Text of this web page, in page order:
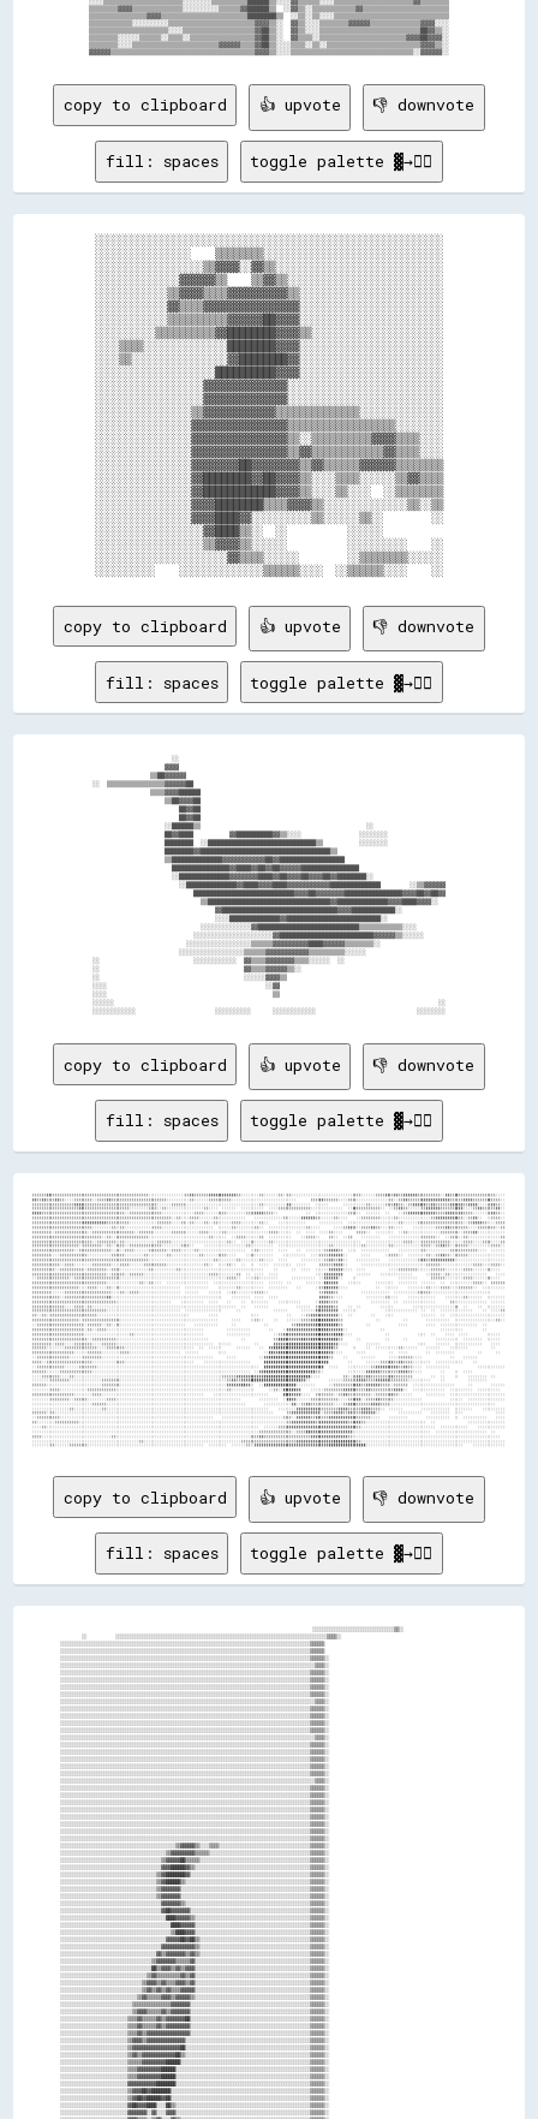
▒▒▒▒▒▒▒▒▓▓▓▓▒▒▒▒▒▒▒▒▒▒▒▒▒▒░░░░░░░░░░▒▒▒▒▒▒▓▓██████▒▒  ░░▓▓▒▒░░▒▒▒▒▒▒▒▒▒▒▒▒▓▓▒▒▒▒▒▒▒▒▒▒▒▒▒▒▒▒▒▒▒▒▒▒▒▒
▒▒▒▒▒▒▒▒▒▒▒▒▒▒▒▒▓▓▓▓▒▒▒▒▒▒▒▒▒▒▒▒▒▒▒▒▒▒▒▒▒▒▒▒████████▒▒  ░░▒▒░░▒▒░░░░▒▒▒▒▒▒▒▒▒▒▒▒▒▒▒▒▒▒▒▒▒▒▒▒▒▒▒▒▒▒▒▒
▒▒▒▒▒▒▒▒▒▒▒▒░░░░░░░░░░▒▒▒▒▒▒▒▒▒▒▒▒▒▒▒▒▒▒▒▒▒▒▒▒▓▓▓▓▒▒░░  ▓▓▒▒░░░░▒▒▒▒▒▒▒▒▓▓▓▓▓▓▒▒▒▒▒▒▒▒▒▒▒▒▒▒▓▓▓▓░░░░
▒▒▒▒▒▒▒▒▒▒▒▒▒▒▒▒▒▒▒▒▒▒░░░░▒▒▒▒▒▒▒▒▒▒▒▒▒▒▒▒▒▒▒▒▓▓██▒▒░░  ▓▓▒▒░░░░▒▒▒▒▒▒▒▒▒▒▒▒▒▒▒▒▒▒▒▒▒▒▒▒▒▒▒▒██▓▓▒▒░░
▒▒▒▒▒▒▒▒░░░░░░▒▒▒▒▒▒░░▒▒▒▒░░▒▒▒▒▒▒▒▒▒▒▒▒▒▒▒▒▒▒▓▓██▒▒░░  ▓▓▒▒▒▒░░▒▒▒▒▒▒▒▒▒▒▒▒▒▒▒▒▒▒▒▒▒▒▒▒▓▓▓▓██▓▓▓▓░░
▒▒▒▒▒▒▒▒░░░░▒▒▒▒▒▒▒▒▒▒▒▒▒▒▒▒▒▒▒▒▒▒▒▒▓▓▓▓▓▓▒▒▒▒▓▓██▒▒░░░░▒▒▒▒░░▒▒░░▒▒▒▒▒▒▒▒▒▒▒▒▒▒▒▒▒▒▒▒▒▒▒▒▒▒▓▓▓▓▒▒░░
copy to clipboard 👍 upvote 👎 downvote
fill: spaces toggle palette ▓→✊🏽
░░░░░░░░░░░░░░░░░░░░░░░░░░░░░░░░░░░░░░░░░░░░░░░░░░░░░░░░░░
░░░░░░░░░░░░░░░░    ▒▒▒▒▒▒▒▒░░░░░░░░░░░░░░░░░░░░░░░░░░░░░░
░░░░░░░░░░░░░░░░░░▒▒▓▓▓▓░░▓▓▒▒░░░░░░░░░░░░░░░░░░░░░░░░░░░░
░░░░░░░░░░░░░░▓▓▓▓▓▓▒▒    ▒▒▓▓▒▒░░░░░░░░░░░░░░░░░░░░░░░░░░
░░░░░░░░░░░░▒▒▓▓▓▓▒▒▒▒▓▓▓▓▓▓▓▓▓▓▒▒░░░░░░░░░░░░░░░░░░░░░░░░
░░░░░░░░░░░░▓▓▒▒▒▒▓▓▓▓▓▓▓▓▓▓▓▓▓▓▓▓░░░░░░░░░░░░░░░░░░░░░░░░
░░░░░░░░░░░░▒▒▒▒▒▒▒▒▒▒▓▓▓▓▓▓██▓▓▓▓░░░░░░░░░░░░░░░░░░░░░░░░
░░░░░░░░░░▒▒▒▒▒▒▒▒▒▒▓▓████████▓▓▓▓▒▒░░░░░░░░░░░░░░░░░░░░░░
░░░░▒▒▒▒░░░░░░░░░░░░░░████████▓▓▓▓░░░░░░░░░░░░░░░░░░░░░░░░
░░░░▒▒░░░░░░░░░░░░░░░░▓▓████████▓▓░░░░░░░░░░░░░░░░░░░░░░░░
░░░░░░░░░░░░░░░░░░░░██████████▓▓▓▓░░░░░░░░░░░░░░░░░░░░░░░░
░░░░░░░░░░░░░░░░░░▓▓▓▓▓▓▓▓▓▓▓▓▓▓░░░░░░░░░░░░░░░░░░░░░░░░░░
░░░░░░░░░░░░░░░░░░▓▓▓▓▓▓▓▓▓▓▓▓▓▓░░░░░░░░░░░░░░░░░░░░░░░░░░
░░░░░░░░░░░░░░░░▒▒▓▓▓▓▓▓▓▓▓▓▓▓▒▒▒▒▒▒▒▒▒▒▒▒▒▒░░░░░░░░░░░░░░
░░░░░░░░░░░░░░░░▓▓▓▓▓▓▓▓▓▓▓▓▓▓▓▓▒▒▒▒▒▒▒▒▒▒▒▒▒▒▒▒▒▒░░░░░░░░
░░░░░░░░░░░░░░░░▓▓▓▓▓▓▓▓▓▓▓▓▓▓▓▓▒▒░░▒▒▒▒▒▒▒▒▒▒▓▓▓▓▒▒▒▒░░░░
░░░░░░░░░░░░░░░░▓▓▓▓▓▓▓▓▓▓▓▓▓▓▓▓▒▒▓▓▒▒▒▒▒▒▒▒▒▒▒▒▓▓▒▒▒▒░░░░
░░░░░░░░░░░░░░░░▓▓▓▓▓▓▓▓██▓▓▓▓▓▓▓▓▒▒▓▓▒▒▒▒▒▒▓▓▓▓▓▓▒▒▒▒▒▒▒▒
░░░░░░░░░░░░░░░░▓▓████████▓▓██▓▓▓▓▒▒░░░░▒▒▒▒░░░░░░▒▒▓▓▒▒▒▒
░░░░░░░░░░░░░░░░▓▓████████████▓▓▓▓▒▒░░░░▒▒░░░░  ░░▒▒▒▒▒▒▒▒
░░░░░░░░░░░░░░░░▓▓▓▓████████▒▒▒▒▓▓▓▓▒▒░░░░░░░░░░░░░░▒▒░░▒▒
░░░░░░░░░░░░░░░░▓▓▓▓████▓▓░░░░░░░░░░▒▒░░░░░░▒▒░░        ░░
░░░░░░░░░░░░░░░░░░▓▓████▒▒░░  ░░          ░░░░░░
░░░░░░░░░░░░░░░░░░▒▒▓▓▓▓▒▒░░░░░░          ░░░░░░░░░░    ░░
░░░░░░░░░░░░░░░░░░░░░░▓▓▒▒▒▒░░░░░░        ░░▒▒▒▒▒▒▒▒░░░░░░
copy to clipboard 👍 upvote 👎 downvote
fill: spaces toggle palette ▓→✊🏽
                      ░░
                    ▓▓▓▓
                ▒▒██▓▓▓▓▓▓
░░  ▒▒▒▒▒▒▒▒▒▒▒▒▒▒▒▒▓▓▓▓▓▓██
                ▒▒▒▒▓▓▓▓██████
                    ▒▒██▓▓▓▓██
                        ██▓▓██
                        ██▓▓██
                    ░░██████▒▒                                              ░░
                    ██▓▓████          ▓▓██████████▓▓▒▒░░░░                ░░░░░░░░
                    ████████  ░░██████████████████████████████▒▒          ░░░░░░░░
                    ████████▓▓████████████████████████████████████▒▒
                    ▒▒██████████████▓▓▓▓▓▓▓▓▓▓▓▓██▓▓██████████████████
                      ████████████████▓▓████▓▓██▓▓██▓▓▓▓▓▓████████████████
                      ░░██████████████▓▓▓▓▓▓▓▓████▓▓██▓▓▓▓██▓▓▓▓██▓▓████████░░
                        ░░██████████████▓▓████▓▓▓▓████▓▓▓▓▓▓▓▓▓▓▓▓██████████████        ░░▒▒▓▓▓▓▓▓
                            ████████████████████████████▓▓▓▓██▓▓▓▓▓▓▓▓████████████████▓▓▓▓██▓▓██▓▓
                              ▒▒██████████████████████████████████▓▓██████████████▓▓▓▓████▓▓▓▓░░
                                  ▓▓████████████████████████████████▓▓▓▓████████████░░
                                  ░░░░██████████████▓▓██████████████████████████░░
                              ░░░░░░░░░░░░░░▓▓████████████████████████████▒▒▒▒▒▒▒▒▒▒▒▒░░░░
                            ░░░░░░░░░░░░░░░░░░░░░░▓▓██████████████████████████▓▓▓▓▓▓▒▒░░░░░░
                          ░░░░░░░░░░░░░░░░░░▒▒▒▒▒▒▓▓▓▓▓▓▓▓▓▓████▓▓▓▓▓▓▒▒▒▒▒▒▒▒░░
                        ░░░░░░░░░░░░░░░░░░▒▒▒▒▒▒▓▓▓▓▓▓▓▓▓▓▓▓▒▒▒▒▒▒▒▒▒▒░░░░░░
░░                          ░░░░░░░░░░░░  ▓▓▒▒▒▒▓▓▓▓▓▓▓▓▒▒▒▒░░░░░░  ░░
░░                                        ▓▓▒▒▒▒▓▓▓▓▓▓▒▒░░
░░                                        ░░░░░░▓▓▓▓▒▒
░░░░                                            ░░▓▓
░░░░                                              ▒▒
░░░░░░                                                                                          ░░
copy to clipboard 👍 upvote 👎 downvote
fill: spaces toggle palette ▓→✊🏽
▒▒▒▒▒▒▓▓▒▒▒▒▒▒▒▒▒▒▒▒▒▒▒▒▒▒▒▒▒▒▒▒▒▒▒▒▒▒▒▒▒▒▒▒▒▒▒▒▒▒░░░░░░░░░░░░░░░░▒▒▓▓▒▒▒▒▒▒▓▓▓▓▓▓▓▓▓▓▓▓▒▒░░░░░░░░▒▒░░░░░░▒▒░░▒▒░░░░░░░░░░░░░░░░░░░░░░░░░░▒▒▒▒░░░░░░▒▒▒▒▓▓▒▒▓▓▒▒▓▓▓▓▓▓▒▒▒▒▒▒▒▒▒▒░░▓▓▒▒▓▓▒▒▒▒▒▒▒▒▒▒▒▒▒▒▒▒░░░░
▓▓▒▒▓▓▒▒▒▒▓▓▒▒░░░░▒▒▒▒▒▒▒▒░░▒▒▒▒▓▓▒▒▒▒▒▒▒▒▒▒▒▒▒▒▒▒▒▒▒▒▒▒▒▒░░░░░░░░░░▒▒░░░░░░▒▒▒▒▒▒▒▒▒▒░░░░░░░░░░░░░░░░░░░░░░░░░░░░      ▒▒▒▒▓▓▒▒▒▒▒▒░░░░▒▒▒▒░░░░░░░░░░░░░░▒▒░░▒▒▓▓▒▒▒▒▒▒▓▓▓▓▓▓▓▓▓▓▓▓▒▒▒▒▒▒▓▓▓▓▒▒▒▒▒▒▓▓▒▒▒▒░░
▒▒▒▒▒▒▒▒▒▒▒▒▒▒▒▒▒▒▓▓▓▓▒▒▒▒▒▒▒▒▒▒▒▒▒▒▒▒▒▒▒▒▒▒▒▒▒▒▒▒▒▒▒▒░░░░░░▒▒▒▒▒▒░░░░░░░░░░░░░░░░░░░░░░░░░░░░░░░░▒▒░░░░░░░░░░▓▓░░░░░░░░  ░░░░░░      ░░░░░░░░░░▒▒░░░░░░▒▒▒▒▓▓▒▒░░▒▒▓▓▓▓▓▓▒▒▓▓▒▒▒▒▒▒▓▓▓▓▓▓▒▒▓▓▓▓░░░░▒▒▓▓▒▒░░
▒▒▒▒▒▒▒▒▒▒▒▒▒▒▒▒▒▒▒▒▓▓▒▒▒▒▒▒▒▒▒▒▒▒▒▒▒▒▒▒▒▒░░░░░░░░▒▒▒▒░░▒▒░░░░░░░░░░░░░░░░▒▒░░░░  ░░░░░░  ░░░░░░░░░░  ░░░░▒▒▒▒▒▒▒▒▒▒▒▒▒▒░░░░░░░░░░░░░░  ░░▓▓▒▒▒▒▒▒▒▒▒▒░░  ░░▒▒▓▓▒▒░░░░░░▒▒▓▓▓▓▓▓▒▒▒▒▒▒▓▓▓▓░░░░▒▒▓▓▒▒▒▒▒▒▓▓░░
▓▓▓▓▒▒▒▒▒▒▒▒▒▒▒▒▒▒▒▒▒▒▒▒▒▒▒▒▒▒▒▒▒▒▒▒▒▒▒▒░░▒▒▒▒▒▒▒▒▒▒▒▒▒▒░░░░░░░░░░░░░░▒▒▒▒░░░░░░▒▒▒▒░░░░░░░░▒▒▒▒▓▓▓▓▒▒▒▒░░            ░░  ░░░░░░░░░░░░░░▒▒▒▒░░  ░░░░░░  ░░    ░░▒▒▓▓▓▓▓▓▓▓▓▓▓▓▒▒▒▒▓▓▓▓▒▒▓▓▒▒▒▒░░░░░░▒▒▓▓▒▒░░
▒▒▒▒▒▒▒▒▒▒▒▒▒▒▒▒▒▒▒▒▒▒▒▒▒▒▒▒▒▒▒▒▒▒▒▒▒▒▒▒▒▒▒▒▒▒▒▒▒▒▒▒▒▒▒▒▒▒▒▒░░▒▒░░░░▒▒▒▒░░░░░░▒▒░░░░░░░░░░░░    ░░░░░░░░░░░░▒▒░░░░░░▓▓▓▓▓▓▒▒░░░░░░▒▒░░░░    ░░▒▒▒▒▒▒▒▒░░░░░░▒▒░░░░░░░░░░░░░░▒▒▓▓▓▓▓▓▓▓▓▓▒▒░░▒▒▓▓░░  ░░▒▒▒▒░░
▒▒▒▒▒▒▒▒▒▒▒▒▒▒▒▒▒▒▒▒▒▒▓▓▓▓▓▓▓▓▓▓▒▒▒▒▒▒▒▒▒▒░░░░░░░░░░░░▒▒▒▒▒▒░░░░▒▒░░▒▒░░░░▒▒░░▒▒░░░░░░▒▒▒▒░░░░░░░░▒▒░░    ░░░░░░░░░░░░      ░░░░░░░░░░  ░░░░░░░░░░░░░░░░░░░░░░▒▒░░░░░░▒▒▒▒▒▒▒▒▒▒▒▒▒▒▒▒▒▒▒▒░░▒▒▓▓▓▓▒▒░░░░▒▒▒▒
▒▒▒▒▒▒▒▒▒▒▒▒▒▒▒▒▒▒▒▒▒▒▒▒▒▒░░░░░░░░▒▒░░▒▒░░░░░░░░░░░░▒▒▒▒░░░░░░░░░░░░░░░░░░░░░░  ░░░░░░▒▒░░░░░░░░▒▒░░  ░░░░░░░░░░░░░░░░▒▒░░░░      ░░░░▒▒▓▓▒▒░░▒▒▒▒▓▓▒▒░░░░▒▒░░░░    ░░░░░░░░░░▒▒▒▒▓▓▒▒▒▒▒▒▒▒░░░░▒▒▒▒▒▒▒▒░░▒▒
▒▒▒▒▒▒▒▒░░▒▒▒▒▒▒▒▒▒▒▒▒▒▒░░▒▒▒▒▒▒▒▒▒▒▒▒▒▒▒▒▒▒░░▒▒▒▒▒▒░░░░░░░░▒▒▒▒▒▒░░░░░░▒▒▒▒░░░░░░▒▒░░░░░░░░░░░░░░░░░░▒▒▒▒░░░░░░  ░░  ░░░░  ░░░░▒▒░░░░      ▒▒▒▒░░  ░░░░░░░░  ░░▒▒░░░░░░░░░░░░░░▒▒▒▒▒▒▒▒░░▒▒▒▒▓▓░░░░░░░░░░░░
▒▒▒▒▒▒▒▒▒▒▒▒▒▒▒▒▒▒▒▒▒▒▒▒▒▒▒▒▒▒░░▒▒░░▒▒▒▒▒▒▒▒▒▒▒▒▒▒░░░░░░░░░░░░░░░░░░░░░░░░░░▒▒░░░░░░  ░░▒▒▒▒░░░░░░▒▒  ░░░░░░░░░░    ░░▒▒▒▒░░    ▒▒░░  ░░▒▒    ░░░░░░░░    ░░░░░░░░░░░░░░▒▒▒▒▒▒░░  ░░▒▒▒▒░░▒▒░░░░░░░░░░░░░░▒▒
▒▒▒▒▒▒▒▒▒▒▒▒▒▒▒▒▒▒▒▒▒▒▒▒▒▒░░▒▒▒▒▒▒▒▒░░▒▒░░░░░░░░░░░░░░▒▒▒▒▒▒░░░░░░░░░░░░░░░░░░░░░░░░▒▒░░  ░░░░▒▒░░░░░░▒▒░░░░░░░░░░░░░░░░░░░░░░░░░░░░░░░░░░░░░░  ░░░░░░░░░░░░░░░░▒▒▒▒░░░░▒▒▒▒▒▒▒▒▒▒▒▒░░░░░░▒▒▒▒░░░░▒▒▒▒░░░░▒▒
▒▒▒▒▒▒▒▒▒▒▒▒▒▒▒▒▒▒▒▒░░▒▒▒▒▒▒▒▒░░▒▒░░▒▒▒▒░░▒▒▒▒▒▒▒▒▒▒▒▒▒▒░░░░░░░░▒▒▒▒░░    ░░░░░░░░░░░░░░░░░░▒▒░░░░░░░░░░  ░░░░░░░░░░░░░░░░░░░░░░▒▒░░░░░░░░░░░░▒▒░░░░░░░░░░▒▒░░░░░░░░░░░░▒▒▒▒░░▒▒▓▓▒▒░░▒▒▒▒▒▒░░░░░░░░░░▒▒▒▒░░
▒▒▒▒▒▒▒▒▒▒▒▒▒▒▒▒▒▒░░▒▒▒▒▒▒▒▒▒▒▒▒▒▒░░▒▒░░▒▒▒▒░░░░░░▒▒▒▒▒▒▒▒░░▒▒▒▒░░░░░░▒▒░░░░░░░░░░░░░░░░░░░░  ░░▒▒░░░░░░  ░░░░    ░░  ░░░░░░░░▒▒▓▓▓▓▒▒  ░░░░  ░░░░░░░░░░░░    ░░░░░░░░░░▒▒░░░░░░░░░░▒▒▒▒▒▒▒▒▒▒▒▒░░░░  ░░░░░░
▒▒▒▒▒▒▒▒░░░░▒▒▒▒▒▒▒▒▒▒▒▒░░░░░░░░░░▒▒▒▒▒▒░░░░░░░░▒▒░░░░░░░░▒▒░░░░░░░░░░░░▒▒░░░░░░▒▒▒▒░░░░    ░░▒▒░░░░░░░░    ░░░░░░░░░░  ░░░░▒▒▒▒▓▓▓▓▓▓░░      ░░░░      ░░▒▒▒▒░░  ░░░░░░░░▒▒░░▒▒▓▓▒▒░░▒▒▒▒▒▒░░░░░░░░░░░░░░░░
▒▒▒▒▒▒▒▒▒▒▒▒▒▒▒▒▒▒▒▒▒▒▒▒▒▒▒▒▒▒▒▒▒▒▒▒▒▒▒▒▒▒▒▒▒▒▒▒▒▒░░░░░░░░░░░░░░░░░░░░░░░░░░░░▒▒░░░░░░░░▒▒░░░░░░░░▒▒░░░░  ░░░░      ░░░░░░░░░░▒▒▓▓▒▒▓▓░░    ░░░░░░░░░░    ░░░░░░░░░░░░▒▒▓▓▒▒▓▓▓▓▓▓▓▓▓▓░░░░░░░░░░░░░░░░░░░░░░
▒▒▒▒▒▒▒▒▒▒▒▒░░▒▒▒▒░░░░░░░░▒▒▒▒▒▒▒▒░░░░▒▒▒▒░░░░░░▒▒▒▒▒▒▒▒▒▒░░░░░░░░░░░░░░░░▒▒░░  ░░░░▒▒░░  ░░  ░░  ░░░░  ░░░░░░░░  ░░░░      ▒▒▒▒▒▒▓▓▓▓░░      ░░░░░░░░░░░░░░░░░░░░░░░░░░░░▒▒▒▒▒▒░░░░░░░░░░░░░░▒▒▒▒░░░░▒▒▒▒░░
▒▒▒▒▒▒▒▒▒▒░░▒▒▒▒▒▒▒▒▒▒░░▒▒▒▒▒▒▒▒░░▒▒▒▒░░░░░░░░░░░░▒▒░░░░░░░░░░▒▒░░░░░░░░░░░░░░░░░░░░░░░░░░░░░░░░░░░░    ░░      ░░  ░░░░  ░░░░░░▓▓▓▓▓▓░░░░  ░░░░          ░░░░▒▒▒▒▒▒▒▒░░░░░░▒▒▒▒▒▒░░░░░░░░▒▒▒▒░░░░░░▒▒░░░░  
▒▒▒▒▒▒▒▒▒▒▒▒▒▒▒▒▒▒▒▒▒▒▒▒▒▒▒▒▒▒▒▒░░▒▒▒▒▒▒░░▒▒▒▒▒▒░░░░░░░░░░░░░░░░░░░░░░░░░░░░▒▒▒▒░░░░░░░░▒▒  ░░  ░░░░  ░░░░                ░░░░▓▓▓▓▓▓▓▓      ░░░░░░    ░░░░░░░░░░░░░░      ░░▒▒▒▒░░▒▒░░░░░░░░░░░░░░░░    ░░░░
░░▒▒▒▒▒▒▒▒▒▒▒▒▒▒░░▒▒▒▒▒▒▒▒▒▒▒▒▒▒▒▒▒▒▒▒░░░░░░░░░░░░░░░░░░░░░░░░░░░░░░░░░░░░░░░░░░░░░░▒▒▒▒░░  ░░░░▒▒░░░░░░░░      ░░░░░░░░░░  ░░▓▓▓▓▓▓░░    ░░                  ░░░░░░░░      ▒▒▒▒▒▒░░░░░░░░▒▒▒▒░░░░░░▒▒░░░░  
▒▒▒▒▒▒▒▒▒▒▒▒▒▒▒▒▒▒▒▒▒▒▒▒▒▒▒▒▒▒▒▒░░░░░░░░░░░░░░▒▒░░▒▒░░░░  ░░░░░░░░░░░░░░░░░░  ░░░░░░░░░░░░░░░░░░░░░░  ░░░░░░  ░░      ░░░░░░░░██▓▓▓▓    ░░░░░░      ░░░░░░░░  ░░░░░░░░  ░░░░░░  ░░  ░░░░░░░░░░▒▒▒▒░░  ▒▒▒▒▒▒
▒▒▒▒▒▒▒▒▒▒▒▒▒▒▒▒▒▒▒▒░░░░▒▒▒▒░░░░▒▒░░▒▒░░░░░░░░░░░░░░░░░░░░░░░░░░  ░░░░░░░░░░    ░░░░░░░░▒▒░░░░░░░░░░  ░░░░░░░░    ░░      ░░▒▒██▓▓▓▓░░░░            ░░  ░░░░░░    ░░░░░░░░▒▒░░░░▒▒▒▒░░░░▒▒▒▒▒▒░░  ░░░░░░░░░░
▒▒▒▒▒▒▒▒░░░░░░▒▒▒▒▒▒▒▒▒▒▒▒▒▒▒▒▒▒▒▒░░░░▒▒░░▒▒▒▒░░░░░░░░░░░░░░░░░░  ░░░░░░    ░░░░░░  ░░▒▒░░░░░░░░▒▒▒▒░░                      ▒▒▓▓▓▓▒▒          ░░░░░░░░░░░░  ░░░░░░░░░░▒▒▒▒▒▒░░░░░░░░░░░░░░░░░░░░░░░░░░      
▒▒▒▒▒▒▒▒▒▒▒▒░░▒▒▒▒▒▒▒▒▒▒▒▒▒▒▒▒▒▒▓▓░░░░░░░░░░░░░░░░░░░░░░░░░░░░░░░░░░░░░░░░░░░░░░░░    ░░░░░░░░  ░░░░  ░░░░                  ▓▓▓▓▒▒░░░░          ░░░░░░░░▒▒░░░░    ░░░░░░░░░░░░    ░░░░░░░░▒▒░░░░░░  ░░░░░░░░
▒▒▒▒▒▒▒▒▒▒▒▒▒▒▒▒▒▒▒▒▒▒▒▒▒▒▒▒▒▒▒▒▒▒▒▒░░░░░░░░░░░░░░░░░░░░░░░░    ░░░░░░░░░░  ░░░░    ░░    ░░  ░░░░░░░░    ░░░░░░░░░░      ░░▓▓▓▓▒▒▒▒              ░░░░░░░░  ░░  ░░░░░░░░░░░░░░      ▒▒░░░░░░░░░░░░░░  ░░░░░░
▒▒▒▒▒▒▒▒▒▒▒▒▒▒░░░░▒▒▒▒░░▒▒░░░░░░░░░░░░░░░░░░░░░░░░░░░░░░░░░░░░░░░░░░░░░░░░░░░░░░░░░░░░░░  ░░    ░░░░░░            ░░░░░░  ▒▒▓▓▓▓▓▓▒▒    ░░  ░░        ░░░░░░        ░░░░░░░░░░░░░░░░░░▒▒  ░░    ░░  ░░░░░░░░
▒▒▒▒▒▒▒▒▒▒▒▒▒▒▒▒▒▒▒▒▒▒▒▒▒▒▒▒▒▒▒▒░░░░░░░░░░░░░░░░░░░░░░░░░░░░░░░░  ░░░░░░░░░░░░░░░░      ░░              ░░░░░░      ░░░░░░▓▓▓▓▓▓▓▓▓▓  ░░░░░░            ░░░░░░░░░░░░░░  ░░  ░░  ░░░░░░░░░░░░░░    ░░  ░░░░▒▒
▒▒░░▒▒░░▒▒▒▒▒▒▒▒▒▒▒▒▒▒▒▒▒▒▒▒░░░░░░░░░░░░░░░░░░░░░░░░░░░░░░░░░░░░░░░░        ░░░░              ░░░░            ░░    ░░▒▒▓▓▓▓▓▓▓▓▓▓▓▓░░  ░░        ░░    ░░░░            ░░░░░░  ░░  ░░░░░░░░░░░░░░░░░░░░░░░░
▒▒▒▒▒▒▒▒▒▒▒▒▒▒▒▒▒▒▒▒░░▒▒▒▒▒▒▒▒▒▒▒▒▒▒▒▒░░░░░░░░░░░░░░░░░░░░░░░░░░░░░░░░░░░░░░░░░░      ░░░░    ░░▒▒░░    ░░    ░░░░░░▒▒▒▒▓▓████████▓▓▒▒              ░░          ░░        ░░░░░░░░░░  ░░░░░░░░░░░░░░░░░░▒▒░░
░░▒▒▒▒▒▒▒▒▒▒▒▒▒▒▒▒▒▒▒▒░░▒▒▒▒▒▒░░▒▒░░▒▒░░░░░░░░░░░░░░░░░░░░░░░░░░░░    ░░░░░░░░░░      ░░            ░░          ▒▒▓▓▓▓▓▓▓▓██████████▒▒          ░░            ░░░░        ░░░░  ░░░░░░░░░░░░░░░░  ░░        
▒▒▒▒▒▒▒▒▒▒▒▒▒▒▒▒▒▒▒▒▒▒░░▒▒░░▒▒▒▒░░░░░░░░░░░░░░░░░░░░░░░░░░░░░░░░░░░░░░░░░░          ░░░░░░░░░░        ░░    ░░▓▓▓▓▓▓▓▓▓▓▓▓██████▓▓▓▓▓▓░░              ░░                        ░░░░░░░░░░        ░░        
▒▒▒▒▒▒▒▒▒▒▒▒▒▒▒▒▒▒▒▒▒▒░░░░░░░░░░░░░░░░░░░░▒▒░░░░░░░░░░░░░░░░░░░░░░░░░░░░░░          ░░░░░░░░░░          ░░▒▒▓▓▓▓▓▓▓▓▓▓▓▓▓▓██████▓▓████░░░░              ░░            ░░░░  ░░    ░░░░  ░░░░        ░░░░░░  
▒▒▒▒▒▒▒▒▒▒▒▒▒▒▒▒▒▒▒▒▒▒▒▒░░▒▒▒▒▒▒▒▒▒▒░░░░░░░░░░░░░░░░░░░░░░░░░░░░░░░░░░░░░░░░              ░░            ▒▒████▓▓▓▓▓▓██▓▓████████████▒▒      ░░          ░░      ░░            ░░░░░░░░░░  ░░░░░░░░  ░░░░░░  
▒▒▒▒▒▒▒▒░░▒▒▒▒░░░░▒▒▒▒▒▒▒▒░░░░▒▒▒▒▒▒░░░░░░░░░░░░░░░░░░░░░░░░░░░░░░░░░░░░░░░░░░  ░░░░░░          ░░      ▓▓▓▓▓▓████████████████████▓▓░░░░        ░░░░░░                ░░░░    ░░░░░░  ░░░░░░░░░░░░    ░░░░  
▒▒▒▒▒▒░░░░░░░░▒▒▒▒▒▒▒▒▒▒▒▒▒▒░░░░▒▒▒▒▒▒▒▒░░░░░░░░░░░░░░░░░░░░░░░░░░░░░░  ░░  ░░░░░░      ░░░░░░    ░░  ▓▓██████████████████████████▒▒      ░░    ░░  ░░░░░░░░░░▒▒░░░░░░    ░░░░░░    ░░░░░░░░          ░░    
▒▒▒▒▒▒▒▒▒▒▒▒▒▒▒▒▒▒░░░░░░▒▒▒▒▒▒░░░░░░░░▒▒▒▒░░░░░░░░░░░░░░░░░░░░░░  ░░░░░░        ░░░░                ░░██▓▓██████████████████████▓▓░░░░      ░░░░          ░░  ░░░░        ░░  ░░░░░░░░          ░░      ░░  
░░▒▒▒▒▒▒▒▒▒▒▒▒▒▒░░░░░░▒▒▒▒▒▒▒▒░░░░░░░░░░░░░░░░░░░░░░░░░░░░░░░░░░░░░░░░░░░░░░░░      ░░░░          ░░▓▓██████████████████████████▒▒    ░░      ░░░░░░      ░░░░▒▒▒▒▒▒░░░░            ░░    ░░░░░░            
▒▒▒▒░░▒▒▒▒▒▒▒▒▒▒▒▒▒▒▒▒▒▒▒▒░░░░░░░░░░▒▒▒▒░░░░░░░░░░░░░░░░░░░░░░░░░░░░░░    ░░░░░░░░░░░░░░░░░░░░      ████████████████████████████        ░░      ░░░░░░▒▒▒▒▓▓▒▒▓▓▒▒▒▒░░░░░░░░  ░░░░░░░░░░░░    ░░            
░░▒▒▒▒▒▒▒▒▒▒▒▒░░░░░░▒▒▒▒▒▒▒▒░░░░░░░░░░░░░░░░░░░░░░░░░░░░░░░░░░░░░░░░░░░░░░░░░░░░░░░░░░░░░░░░░░░░░░  ██████████████████████████  ░░░░    ░░░░░░░░░░▒▒▓▓▓▓▓▓▓▓▓▓▒▒▓▓▒▒░░░░  ░░░░░░░░░░            ░░░░░░░░░░░░
▒▒▒▒▒▒░░░░░░▒▒▒▒▒▒▒▒▒▒▒▒▒▒░░░░░░░░░░░░░░░░░░░░░░░░░░░░░░░░░░░░░░░░░░░░░░░░░░░░░░░░░░░░░░░░░░░░  ░░▓▓██████████████████████▒▒░░          ░░░░░░░░▓▓▓▓▓▓▒▒▒▒▒▒▒▒▓▓▓▓▒▒░░░░        ░░    ░░  ░░░░              
░░░░▒▒▒▒▒▒▒▒░░░░▒▒░░░░░░░░░░░░░░░░░░░░░░░░░░░░░░░░░░░░░░░░░░░░░░░░░░░░░░░░░░░░░░░░▒▒▒▒▒▒▓▓▓▓▓▓▓▓▓▓▓▓████████████████████░░░░          ▒▒░░▒▒▓▓▒▒▓▓▒▒▒▒▒▒▒▒▓▓▒▒▒▒▒▒▒▒        ░░  ░░    ░░    ░░░░░░░░  ░░    
░░░░░░░░▒▒▒▒▒▒▒▒░░░░░░░░░░░░░░▒▒▒▒▒▒▒▒░░░░░░░░░░░░░░░░░░░░░░░░░░░░░░░░░░░░░░░░░░░░░░▒▒▓▓▒▒▓▓▓▓██████████████████████▓▓░░        ░░░░░░▒▒▒▒▒▒▓▓▓▓▒▒▒▒▓▓▓▓▓▓▒▒▒▒▒▒▒▒░░░░░░░░░░    ░░          ░░░░░░░░        
▒▒▒▒▒▒░░░░░░░░░░░░░░░░░░░░░░░░▒▒▒▒▒▒▒▒░░░░░░░░░░░░░░░░░░░░░░░░░░░░░░░░░░░░░░░░░░░░░░▓▓▓▓▓▓██▓▓░░  ░░██████████████░░░░░░░░      ░░▒▒▒▒▒▒▒▒▓▓▓▓▒▒▓▓▓▓▓▓▒▒▒▒░░▒▒▒▒▒▒  ░░░░░░░░░░░░░░░░░░      ░░        ░░░░░░
░░░░░░░░▒▒▒▒░░░░░░░░░░░░▒▒▒▒▒▒▒▒▒▒▒▒░░░░░░░░░░░░░░░░░░░░░░░░░░░░░░░░░░░░░░░░░░░░░░░░▒▒░░░░░░░░░░      ░░▒▒░░██████▓▓    ░░░░░░▒▒▒▒▒▒▒▒▓▓▓▓▓▓▒▒▒▒▓▓▒▒▒▒▒▒▒▒▒▒▓▓▓▓░░  ░░░░░░░░░░░░░░  ░░░░░░░░░░  ░░░░░░░░░░  
▒▒▒▒▒▒▒▒▒▒▒▒▒▒▒▒▒▒░░░░░░░░▒▒▒▒░░░░░░░░░░░░░░░░░░░░░░░░░░░░░░░░░░░░░░░░░░░░    ░░░░░░░░░░░░░░░░░░░░░░░░      ████▓▓▓▓░░░░  ▒▒▒▒▒▒▒▒░░▒▒▓▓▒▒▒▒▒▒▒▒▒▒░░▒▒▒▒▒▒▓▓▒▒░░░░░░      ░░░░░░░░  ░░░░░░░░░░░░░░░░░░░░░░░░
░░░░░░░░▒▒▒▒▒▒▒▒░░▒▒▒▒▒▒░░░░░░░░▒▒▒▒░░░░░░░░░░░░░░░░░░░░░░░░░░░░░░░░░░░░░░░░░░░░░░░░░░░░░░        ░░░░░░░░  ░░██▓▓░░░░░░▒▒▒▒▒▒▒▒▒▒▒▒░░░░▒▒▓▓▓▓░░▒▒▒▒▓▓▒▒▒▒▒▒░░░░░░░░░░░░            ░░░░░░  ░░░░░░░░░░░░░░░░
░░░░░░░░░░░░░░░░░░░░░░░░░░▒▒▒▒▒▒░░░░░░░░░░░░░░░░░░░░░░░░░░░░░░░░░░░░░░░░░░░░░░░░░░░░░░░░░░░░        ░░░░░░░░░░░░▓▓░░▒▒▓▓▒▒▒▒▒▒▒▒▒▒░░░░▒▒▓▓▓▓▒▒▒▒▒▒▓▓▓▓▒▒▒▒░░░░░░░░░░░░░░░░░░░░░░░░░░░░░░░░░░░░░░░░░░░░░░    
░░░░░░░░░░░░░░░░▒▒░░░░░░░░░░░░▒▒░░░░░░░░░░░░░░░░░░░░░░░░░░░░░░░░░░░░░░░░░░░░░░░░░░░░░░░░░░░░░░░░░░░░░░    ░░░░░░░░▓▓▓▓▓▓▓▓▓▓▒▒▒▒▒▒▒▒▓▓▓▓▒▒▒▒▒▒▓▓▓▓▒▒▒▒░░  ░░░░░░        ░░░░░░░░░░░░  ░░░░░░░░    ░░░░░░░░░░
▒▒▒▒▒▒░░▒▒░░░░░░░░░░░░░░░░░░░░░░░░░░░░░░░░░░░░░░░░░░░░░░░░░░░░░░░░░░░░░░░░░░░░░░░░░░░░░░░░░░░░░░░░░░░░░░      ▒▒▓▓▓▓▓▓▓▓▓▓▓▓░░▒▒▒▒▓▓▓▓▒▒▓▓▒▒▒▒▓▓▓▓▓▓░░        ░░░░░░░░░░    ░░░░░░░░  ░░░░              ░░░░
░░▒▒▒▒▒▒▒▒▒▒░░░░░░░░░░░░░░░░░░░░░░░░░░░░░░░░░░░░░░░░░░░░░░░░░░░░░░░░░░░░░░░░░░    ░░░░░░░░░░░░░░░░░░░░░░░░░░▒▒▒▒░░▓▓▓▓▓▓▒▒▓▓▒▒▒▒▓▓▓▓▓▓▓▓▓▓▓▓▒▒▒▒▒▒░░░░    ░░░░░░
copy to clipboard 👍 upvote 👎 downvote
fill: spaces toggle palette ▓→✊🏽
                                                                      ░░░░░░░░░░░░░░░░░░░░░░░░░░░░░░░░░░▒▒░░        
      ░░        ░░░░░░░░░░░░░░░░░░░░░░░░░░░░░░░░░░░░░░░░░░░░░░░░░░░░░░░░░░░░░░░░░░░░░░░░░░░░░░░░░░░░░░░░▒▒▒▒░░      
░░░░░░░░░░░░░░░░░░░░░░░░░░░░░░░░░░░░░░░░░░░░░░░░░░░░░░░░░░░░░░░░░░░░░░░░░░░░░░░░░░░░░░░░░░░░░░░░░░░░░░░░▒▒▒▒▒▒      
░░░░░░░░░░░░░░░░░░░░░░░░░░░░░░░░░░░░░░░░░░░░░░░░░░░░░░░░░░░░░░░░░░░░░░░░░░░░░░░░░░░░░░░░░░░░░░░░░░░░░░░░▒▒▒▒▒▒      
░░░░░░░░░░░░░░░░░░░░░░░░░░░░░░░░░░░░░░░░░░░░░░░░░░░░░░░░░░░░░░░░░░░░░░░░░░░░░░░░░░░░░░░░░░░░░░░░░░░░░░░░▒▒▒▒▒▒░░    
░░░░░░░░░░░░░░░░░░░░░░░░░░░░░░░░░░░░░░░░░░░░░░░░░░░░░░░░░░░░░░░░░░░░░░░░░░░░░░░░░░░░░░░░░░░░░░░░░░░░░░░░░░▒▒▒▒░░    
░░░░░░░░░░░░░░░░░░░░░░░░░░░░░░░░░░░░░░░░░░░░░░░░░░░░░░░░░░░░░░░░░░░░░░░░░░░░░░░░░░░░░░░░░░░░░░░░░░░░░░░░▒▒▒▒▒▒░░    
░░░░░░░░░░░░░░░░░░░░░░░░░░░░░░░░░░░░░░░░░░░░░░░░░░░░░░░░░░░░░░░░░░░░░░░░░░░░░░░░░░░░░░░░░░░░░░░░░░░░░░░░▒▒▒▒▒▒░░    
░░░░░░░░░░░░░░░░░░░░░░░░░░░░░░░░░░░░░░░░░░░░░░░░░░░░░░░░░░░░░░░░░░░░░░░░░░░░░░░░░░░░░░░░░░░░░░░░░░░░░░░░▒▒▒▒▒▒░░    
░░░░░░░░░░░░░░░░░░░░░░░░░░░░░░░░░░░░░░░░░░░░░░░░░░░░░░░░░░░░░░░░░░░░░░░░░░░░░░░░░░░░░░░░░░░░░░░░░░░░░░░░▒▒▒▒▒▒░░    
░░░░░░░░░░░░░░░░░░░░░░░░░░░░░░░░░░░░░░░░░░░░░░░░░░░░░░░░░░░░░░░░░░░░░░░░░░░░░░░░░░░░░░░░░░░░░░░░░░░░░░░░░░▒▒▒▒░░    
░░░░░░░░░░░░░░░░░░░░░░░░░░░░░░░░░░░░░░░░░░░░░░░░░░░░░░░░░░░░░░░░░░░░░░░░░░░░░░░░░░░░░░░░░░░░░░░░░░░░░░░░▒▒▒▒▒▒░░    
░░░░░░░░░░░░░░░░░░░░░░░░░░░░░░░░░░░░░░░░░░░░░░░░░░░░░░░░░░░░░░░░░░░░░░░░░░░░░░░░░░░░░░░░░░░░░░░░░░░░░░░░▒▒▒▒▒▒░░    
░░░░░░░░░░░░░░░░░░░░░░░░░░░░░░░░░░░░░░░░░░░░░░░░░░░░░░░░░░░░░░░░░░░░░░░░░░░░░░░░░░░░░░░░░░░░░░░░░░░░░░░░▒▒▒▒▒▒░░    
░░░░░░░░░░░░░░░░░░░░░░░░░░░░░░░░░░░░░░░░░░░░░░░░░░░░░░░░░░░░░░░░░░░░░░░░░░░░░░░░░░░░░░░░░░░░░░░░░░░░░░░░▒▒▒▒▒▒░░    
░░░░░░░░░░░░░░░░░░░░░░░░░░░░░░░░░░░░░░░░░░░░░░░░░░░░░░░░░░░░░░░░░░░░░░░░░░░░░░░░░░░░░░░░░░░░░░░░░░░░░░░░░░▒▒▒▒░░    
░░░░░░░░░░░░░░░░░░░░░░░░░░░░░░░░░░░░░░░░░░░░░░░░░░░░░░░░░░░░░░░░░░░░░░░░░░░░░░░░░░░░░░░░░░░░░░░░░░░░░░░░▒▒▒▒▒▒░░    
░░░░░░░░░░░░░░░░░░░░░░░░░░░░░░░░░░░░░░░░░░░░░░░░░░░░░░░░░░░░░░░░░░░░░░░░░░░░░░░░░░░░░░░░░░░░░░░░░░░░░░░░▒▒▒▒▒▒░░    
░░░░░░░░░░░░░░░░░░░░░░░░░░░░░░░░░░░░░░░░░░░░░░░░░░░░░░░░░░░░░░░░░░░░░░░░░░░░░░░░░░░░░░░░░░░░░░░░░░░░░░░░▒▒▒▒▒▒░░    
░░░░░░░░░░░░░░░░░░░░░░░░░░░░░░░░░░░░░░░░░░░░░░░░░░░░░░░░░░░░░░░░░░░░░░░░░░░░░░░░░░░░░░░░░░░░░░░░░░░░░░░░▒▒▒▒▒▒░░    
░░░░░░░░░░░░░░░░░░░░░░░░░░░░░░░░░░░░░░░░░░░░░░░░░░░░░░░░░░░░░░░░░░░░░░░░░░░░░░░░░░░░░░░░░░░░░░░░░░░░░░░░▒▒▒▒▒▒░░    
░░░░░░░░░░░░░░░░░░░░░░░░░░░░░░░░░░░░░░░░░░░░░░░░░░░░░░░░░░░░░░░░░░░░░░░░░░░░░░░░░░░░░░░░░░░░░░░░░░░░░░░░░░▒▒▒▒░░    
░░░░░░░░░░░░░░░░░░░░░░░░░░░░░░░░░░░░░░░░░░░░░░░░░░░░░░░░░░░░░░░░░░░░░░░░░░░░░░░░░░░░░░░░░░░░░░░░░░░░░░░░▒▒▒▒▒▒░░    
░░░░░░░░░░░░░░░░░░░░░░░░░░░░░░░░░░░░░░░░░░░░░░░░░░░░░░░░░░░░░░░░░░░░░░░░░░░░░░░░░░░░░░░░░░░░░░░░░░░░░░░░▒▒▒▒▒▒░░    
░░░░░░░░░░░░░░░░░░░░░░░░░░░░░░░░░░░░░░░░░░░░░░░░░░░░░░░░░░░░░░░░░░░░░░░░░░░░░░░░░░░░░░░░░░░░░░░░░░░░░░░░▒▒▒▒▒▒░░    
░░░░░░░░░░░░░░░░░░░░░░░░░░░░░░░░░░░░░░░░░░░░░░░░░░░░░░░░░░░░░░░░░░░░░░░░░░░░░░░░░░░░░░░░░░░░░░░░░░░░░░░░▒▒▒▒▒▒░░    
░░░░░░░░░░░░░░░░░░░░░░░░░░░░░░░░░░░░░░░░░░░░░░░░░░░░░░░░░░░░░░░░░░░░░░░░░░░░░░░░░░░░░░░░░░░░░░░░░░░░░░░░▒▒▒▒▒▒░░    
░░░░░░░░░░░░░░░░░░░░░░░░░░░░░░░░░░░░░░░░░░░░░░░░░░░░░░░░░░░░░░░░░░░░░░░░░░░░░░░░░░░░░░░░░░░░░░░░░░░░░░░░▒▒▒▒▒▒░░    
░░░░░░░░░░░░░░░░░░░░░░░░░░░░░░░░░░░░░░░░░░░░░░░░░░░░░░░░░░░░░░░░░░░░░░░░░░░░░░░░░░░░░░░░░░░░░░░░░░░░░░░░▒▒▒▒▒▒░░    
░░░░░░░░░░░░░░░░░░░░░░░░░░░░░░░░░░░░░░░░░░░░░░░░░░░░░░░░░░░░░░░░░░░░░░░░░░░░░░░░░░░░░░░░░░░░░░░░░░░░░░░░▒▒▒▒▒▒░░    
░░░░░░░░░░░░░░░░░░░░░░░░░░░░░░░░░░░░░░░░░░░░░░░░▒▒▓▓▓▓▓▓▒▒░░░░▒▒▒▒░░░░░░░░░░░░░░░░░░░░░░░░░░░░░░░░░░░░░░▒▒▒▒▒▒░░    
░░░░░░░░░░░░░░░░░░░░░░░░░░░░░░░░░░░░░░░░░░░░▒▒▓▓▓▓▓▓▓▓▓▓▒▒▒▒▒▒░░░░░░░░░░░░░░░░░░░░░░░░░░░░░░░░░░░░░░░░░░▒▒▒▒▒▒░░    
░░░░░░░░░░░░░░░░░░░░░░░░░░░░░░░░░░░░░░░░░░▒▒▓▓▓▓▓▓██▒▒▒▒▒▒░░░░░░░░░░░░░░░░░░░░░░░░░░░░░░░░░░░░░░░░░░░░░░▒▒▒▒▒▒░░    
░░░░░░░░░░░░░░░░░░░░░░░░░░░░░░░░░░░░░░░░░░▓▓▓▓██████▓▓▒▒░░░░░░░░░░░░░░░░░░░░░░░░░░░░░░░░░░░░░░░░░░░░░░░░▒▒▒▒▒▒░░    
░░░░░░░░░░░░░░░░░░░░░░░░░░░░░░░░░░░░░░░░▒▒▓▓████████▓▓░░░░░░░░░░░░░░░░░░░░░░░░░░░░░░░░░░░░░░░░░░░░░░░░░░▒▒▒▒▒▒░░    
░░░░░░░░░░░░░░░░░░░░░░░░░░░░░░░░░░░░░░░░▒▒▓▓██████▒▒░░░░░░░░░░░░░░░░░░░░░░░░░░░░░░░░░░░░░░░░░░░░░░░░░░░░▒▒▒▒▒▒░░    
░░░░░░░░░░░░░░░░░░░░░░░░░░░░░░░░░░░░░░░░▒▒▓▓▓▓▓▓▓▓░░░░░░░░░░░░░░░░░░░░░░░░░░░░░░░░░░░░░░░░░░░░░░░░░░░░░░▒▒▒▒▒▒░░    
░░░░░░░░░░░░░░░░░░░░░░░░░░░░░░░░░░░░░░░░▒▒▓▓▓▓▓▓▓▓░░░░░░░░░░░░░░░░░░░░░░░░░░░░░░░░░░░░░░░░░░░░░░░░░░░░░░▒▒▒▒▒▒░░    
░░░░░░░░░░░░░░░░░░░░░░░░░░░░░░░░░░░░░░░░░░▓▓▓▓▓▓▓▓▒▒░░░░░░░░░░░░░░░░░░░░░░░░░░░░░░░░░░░░░░░░░░░░░░░░░░░░▒▒▒▒▒▒░░    
░░░░░░░░░░░░░░░░░░░░░░░░░░░░░░░░░░░░░░░░░░▓▓██▓▓▓▓▓▓▓▓░░░░░░░░░░░░░░░░░░░░░░░░░░░░░░░░░░░░░░░░░░░░░░░░░░▒▒▒▒▒▒░░    
░░░░░░░░░░░░░░░░░░░░░░░░░░░░░░░░░░░░░░░░░░░░████▓▓▓▓▓▓▒▒░░░░░░░░░░░░░░░░░░░░░░░░░░░░░░░░░░░░░░░░░░░░░░░░▒▒▒▒▒▒░░    
░░░░░░░░░░░░░░░░░░░░░░░░░░░░░░░░░░░░░░░░░░░░░░████▓▓▓▓▓▓░░░░░░░░░░░░░░░░░░░░░░░░░░░░░░░░░░░░░░░░░░░░░░░░▒▒▒▒▒▒░░    
░░░░░░░░░░░░░░░░░░░░░░░░░░░░░░░░░░░░░░░░░░░░░░▒▒████▓▓▓▓░░░░░░░░░░░░░░░░░░░░░░░░░░░░░░░░░░░░░░░░░░░░░░░░▒▒▒▒▒▒░░    
░░░░░░░░░░░░░░░░░░░░░░░░░░░░░░░░░░░░░░░░░░░░▓▓▓▓▓▓██▓▓██▒▒░░░░░░░░░░░░░░░░░░░░░░░░░░░░░░░░░░░░░░░░░░░░░░▒▒▒▒▒▒░░    
░░░░░░░░░░░░░░░░░░░░░░░░░░░░░░░░░░░░░░░░░░▓▓▓▓▓▓▓▓▓▓▓▓▓▓▒▒░░░░░░░░░░░░░░░░░░░░░░░░░░░░░░░░░░░░░░░░░░░░░░▒▒▒▒▒▒░░    
░░░░░░░░░░░░░░░░░░░░░░░░░░░░░░░░░░░░░░░░▓▓▒▒▓▓▓▓▓▓▓▓▒▒▓▓▒▒░░░░░░░░░░░░░░░░░░░░░░░░░░░░░░░░░░░░░░░░░░░░░░▒▒▒▒▒▒░░    
░░░░░░░░░░░░░░░░░░░░░░░░░░░░░░░░░░░░░░▒▒▓▓▓▓▓▓▓▓▒▒▒▒▒▒▓▓░░░░░░░░░░░░░░░░░░░░░░░░░░░░░░░░░░░░░░░░░░░░░░░░▒▒▒▒▒▒░░    
░░░░░░░░░░░░░░░░░░░░░░░░░░░░░░░░░░░░░░██▒▒▓▓▓▓▒▒▓▓▒▒▓▓▓▓░░░░░░░░░░░░░░░░░░░░░░░░░░░░░░░░░░░░░░░░░░░░░░░░▒▒▒▒▒▒░░    
░░░░░░░░░░░░░░░░░░░░░░░░░░░░░░░░░░░░▒▒▓▓▒▒▒▒▒▒▒▒▒▒▓▓▒▒▓▓░░░░░░░░░░░░░░░░░░░░░░░░░░░░░░░░░░░░░░░░░░░░░░░░▒▒▒▒▒▒░░    
░░░░░░░░░░░░░░░░░░░░░░░░░░░░░░░░░░▒▒▓▓▓▓▒▒▓▓▒▒▒▒▓▓▓▓▒▒▓▓░░░░░░░░░░░░░░░░░░░░░░░░░░░░░░░░░░░░░░░░░░░░░░░░▒▒▒▒▒▒░░    
░░░░░░░░░░░░░░░░░░░░░░░░░░░░░░░░░░▒▒▓▓▒▒▓▓▒▒▓▓▒▒▒▒▓▓▓▓▓▓░░░░░░░░░░░░░░░░░░░░░░░░░░░░░░░░░░░░░░░░░░░░░░░░▒▒▒▒▒▒░░    
░░░░░░░░░░░░░░░░░░░░░░░░░░░░░░░░▒▒▓▓▒▒▒▒▒▒▓▓▓▓▒▒▓▓▓▓▓▓▒▒░░░░░░░░░░░░░░░░░░░░░░░░░░░░░░░░░░░░░░░░░░░░░░░░▒▒▒▒▒▒░░    
░░░░░░░░░░░░░░░░░░░░░░░░░░░░░░▒▒▒▒▒▒▒▒▒▒▒▒▒▒▒▒▓▓▓▓▓▓▓▓░░░░░░░░░░░░░░░░░░░░░░░░░░░░░░░░░░░░░░░░░░░░░░░░░░▒▒▒▒▒▒░░    
░░░░░░░░░░░░░░░░░░░░░░░░░░░░░░▒▒▓▓▓▓▒▒▒▒▒▒▓▓▒▒▓▓▓▓▓▓▓▓░░░░░░░░░░░░░░░░░░░░░░░░░░░░░░░░░░░░░░░░░░░░░░░░░░▒▒▒▒▒▒░░    
░░░░░░░░░░░░░░░░░░░░░░░░░░░░▒▒▒▒▓▓▒▒▒▒▒▒▓▓▒▒▓▓▓▓▓▓▓▓██░░░░░░░░░░░░░░░░░░░░░░░░░░░░░░░░░░░░░░░░░░░░░░░░░░▒▒▒▒▒▒░░    
░░░░░░░░░░░░░░░░░░░░░░░░░░░░▒▒▒▒▓▓▒▒▒▒▒▒▓▓▒▒▓▓▓▓▓▓▓▓▓▓░░░░░░░░░░░░░░░░░░░░░░░░░░░░░░░░░░░░░░░░░░░░░░░░░░▒▒▒▒▒▒░░    
░░░░░░░░░░░░░░░░░░░░░░░░░░░░▒▒▒▒▓▓▒▒▓▓▓▓▓▓▓▓▓▓▓▓▓▓▓▓▓▓░░░░░░░░░░░░░░░░░░░░░░░░░░░░░░░░░░░░░░░░░░░░░░░░░░▒▒▒▒▒▒░░    
░░░░░░░░░░░░░░░░░░░░░░░░░░░░▒▒▓▓▓▓▒▒▓▓▓▓▓▓▓▓▓▓▓▓▓▓▓▓░░░░░░░░░░░░░░░░░░░░░░░░░░░░░░░░░░░░░░░░░░░░░░░░░░░░▒▒▒▒▒▒░░    
░░░░░░░░░░░░░░░░░░░░░░░░░░░░▒▒▓▓▓▓▓▓▓▓▓▓▓▓▓▓▓▓▓▓▓▓██░░░░░░░░░░░░░░░░░░░░░░░░░░░░░░░░░░░░░░░░░░░░░░░░░░░░▒▒▒▒▒▒░░    
░░░░░░░░░░░░░░░░░░░░░░░░░░░░▒▒▓▓▒▒▓▓▓▓▓▓▓▓▓▓▓▓▓▓██▒▒░░░░░░░░░░░░░░░░░░░░░░░░░░░░░░░░░░░░░░░░░░░░░░░░░░░░▒▒▒▒▒▒░░    
░░░░░░░░░░░░░░░░░░░░░░░░░░░░▒▒▒▒▒▒▓▓▓▓▓▓▓▓▓▓██████░░░░░░░░░░░░░░░░░░░░░░░░░░░░░░░░░░░░░░░░░░░░░░░░░░░░░░▒▒▒▒▒▒░░    
░░░░░░░░░░░░░░░░░░░░░░░░░░░░▒▒▒▒▓▓▓▓▓▓▓▓▓▓██████░░░░░░░░░░░░░░░░░░░░░░░░░░░░░░░░░░░░░░░░░░░░░░░░░░░░░░░░▒▒▒▒▒▒░░    
░░░░░░░░░░░░░░░░░░░░░░░░░░░░▒▒▒▒▓▓▓▓▓▓▓▓▓▓██████░░░░░░░░░░░░░░░░░░░░░░░░░░░░░░░░░░░░░░░░░░░░░░░░░░░░░░░░▒▒▒▒▒▒░░    
░░░░░░░░░░░░░░░░░░░░░░░░░░░░▓▓▓▓▓▓▓▓▓▓▓▓████████░░░░░░░░░░░░░░░░░░░░░░░░░░░░░░░░░░░░░░░░░░░░░░░░░░░░░░░░▒▒▒▒▒▒░░    
░░░░░░░░░░░░░░░░░░░░░░░░░░░░▒▒▓▓▓▓██▓▓████████░░░░░░░░░░░░░░░░░░░░░░░░░░░░░░░░░░░░░░░░░░░░░░░░░░░░░░░░░░▒▒▒▒▒▒░░    
░░░░░░░░░░░░░░░░░░░░░░░░░░░░▒▒▓▓██▓▓██████▓▓██░░░░░░░░░░░░░░░░░░░░░░░░░░░░░░░░░░░░░░░░░░░░░░░░░░░░░░░░░░▒▒▒▒▒▒░░    
░░░░░░░░░░░░░░░░░░░░░░░░░░░░▓▓██▓▓▓▓████░░░░██▒▒░░░░░░░░░░░░░░░░░░░░░░░░░░░░░░░░░░░░░░░░░░░░░░░░░░░░░░░░▒▒▒▒▒▒░░    
░░░░░░░░░░░░░░░░░░░░░░░░░░░░▓▓▓▓▓▓▓▓░░▓▓░░░░▓▓▓▓░░░░░░░░░░░░░░░░░░░░░░░░░░░░░░░░░░░░░░░░░░░░░░░░░░░░░░░░▒▒▒▒▒▒░░    
░░░░░░░░░░░░░░░░░░░░░░░░░░░░▓▓▓▓▒▒▒▒░░▒▒▓▓░░░░▓▓▒▒░░░░░░░░░░░░░░░░░░░░░░░░░░░░░░░░░░░░░░░░░░░░░░░░░░░░░░▒▒▒▒▒▒░░    
░░░░░░░░░░░░░░░░░░░░░░░░░░▒▒▒▒▒▒▒▒▒▒░░░░████████▓▓░░░░░░░░░░░░░░░░░░░░░░░░░░░░░░░░░░░░░░░░░░░░░░░░░░░░░░▒▒▒▒▒▒░░    
░░░░░░░░░░░░░░░░░░░░░░░░░░▒▒▒▒▒▒▒▒▒▒░░░░▓▓██▒▒░░▓▓▓▓░░░░░░░░░░░░░░░░░░░░░░░░░░░░░░░░░░░░░░░░░░░░░░░░░░░░▒▒▒▒▒▒░░    
░░░░░░░░░░░░░░░░░░░░░░░░░░▒▒▒▒▒▒▒▒▒▒░░▒▒▒▒▒▒░░░░░░██▒▒░░░░░░░░░░░░░░░░░░░░░░░░░░░░░░░░░░░░░░░░░░░░░░░░░░░░▒▒▒▒░░    
░░░░░░░░░░░░░░░░░░░░░░░░▒▒▒▒▒▒▒▒▒▒▒▒░░▒▒░░░░░░░░░░████░░░░░░░░░░░░░░░░░░░░░░░░░░░░░░░░░░░░░░░░░░░░░░░░░░▒▒▒▒▒▒░░    
░░░░░░░░░░░░░░░░░░░░░░░░▓▓▒▒▒▒▓▓▓▓▒▒░░▒▒▒▒░░░░░░░░▒▒██░░░░░░░░░░░░░░░░░░░░░░░░░░░░░░░░░░░░░░░░░░░░░░░░░░▒▒▒▒▒▒░░    
░░░░░░░░░░░░░░░░░░░░░░▒▒▓▓▒▒▓▓▓▓▓▓▒▒░░▒▒▒▒░░░░░░░░▒▒▓▓░░░░░░░░░░░░░░░░░░░░░░░░░░░░░░░░░░░░░░░░░░░░░░░░░░▒▒▒▒░░░░    
░░░░░░░░░░░░░░░░░░░░░░▒▒▒▒▒▒▒▒▒▒▒▒░░░░░░▒▒░░░░░░░░▓▓▒▒░░░░░░░░░░░░░░░░░░░░░░░░░░░░░░░░░░░░░░░░░░░░░░░░░░▒▒▒▒▒▒░░    
░░░░░░░░░░░░░░░░░░░░░░▒▒▒▒▒▒▒▒▒▒░░░░░░░░▒▒░░░░░░▒▒▓▓░░░░░░░░░░░░░░░░░░░░░░░░░░░░░░░░░░░░░░░░░░░░░░░░░░░░▒▒▒▒▒▒░░    
░░░░░░░░░░░░░░░░░░░░░░▒▒░░▒▒░░░░░░░░░░░░▒▒▒▒▒▒░░▒▒▓▓░░░░░░░░░░░░░░░░░░░░░░░░░░░░░░░░░░░░░░░░░░░░░░░░░░░░▒▒▒▒▒▒░░    
░░░░░░░░░░░░░░░░░░░░░░░░░░░░░░░░░░░░░░░░░░░░░░░░▒▒▓▓░░░░░░░░░░░░░░░░░░░░░░░░░░░░░░░░░░░░░░░░░░░░░░░░░░░░▒▒▒▒▒▒░░    
░░░░░░░░░░░░░░░░░░░░░░░░░░░░░░░░░░░░░░░░░░░░▒▒░░▒▒▓▓░░░░░░░░░░░░░░░░░░░░░░░░░░░░░░░░░░░░░░░░░░░░░░░░░░░░▒▒▒▒▒▒░░    
░░░░░░░░░░░░░░░░░░░░░░░░░░░░░░░░░░░░░░░░░░▒▒▒▒░░▒▒▓▓░░░░░░░░░░░░░░░░░░░░░░░░░░░░░░░░░░░░░░░░░░░░░░░░░░░░▒▒▒▒▒▒░░    
░░░░░░░░░░░░░░░░░░░░░░░░░░░░░░░░░░░░░░░░░░░░░░░░▒▒▓▓░░░░░░░░░░░░░░░░░░░░░░░░░░░░░░░░░░░░░░░░░░░░░░░░░░░░▒▒▒▒▒▒░░    
░░░░░░░░░░░░░░░░░░░░░░░░░░░░░░░░░░░░░░░░░░░░░░░░▒▒▒▒░░░░░░░░░░░░░░░░░░░░░░░░░░░░░░░░░░░░░░░░░░░░░░░░░░░░▒▒▒▒▒▒░░    
░░░░░░░░░░░░░░░░░░░░░░░░░░░░░░░░░░░░░░░░░░░░░░░░▒▒▒▒░░░░░░░░░░░░░░░░░░░░░░░░░░░░░░░░░░░░░░░░░░░░░░░░░░░░▒▒▒▒▒▒░░    
░░░░░░░░░░░░░░░░░░░░░░░░░░░░░░░░░░░░░░░░░░░░▒▒░░▒▒▒▒░░░░░░░░░░░░░░░░░░░░░░░░░░░░░░░░░░░░░░░░░░░░░░░░░░░░▒▒▒▒▒▒░░    
░░░░░░░░░░░░░░░░░░░░░░░░░░░░░░░░░░░░░░░░░░░░░░░░░░▒▒▒▒░